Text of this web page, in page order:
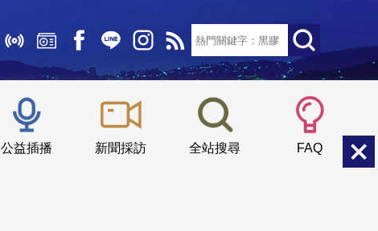
公益插播 新聞採訪 全站搜尋 FAQ
小 中